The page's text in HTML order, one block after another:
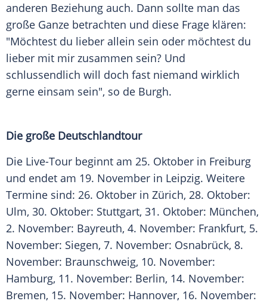
anderen Beziehung auch. Dann sollte man das
große Ganze betrachten und diese Frage klären:
"Möchtest du lieber allein sein oder möchtest du
lieber mit mir zusammen sein? Und
schlussendlich will doch fast niemand wirklich
gerne einsam sein", so de Burgh.
Die große Deutschlandtour
Die Live-Tour beginnt am 25. Oktober in Freiburg
und endet am 19. November in Leipzig. Weitere
Termine sind: 26. Oktober in Zürich, 28. Oktober:
Ulm, 30. Oktober: Stuttgart, 31. Oktober: München,
2. November: Bayreuth, 4. November: Frankfurt, 5.
November: Siegen, 7. November: Osnabrück, 8.
November: Braunschweig, 10. November:
Hamburg, 11. November: Berlin, 14. November:
Bremen, 15. November: Hannover, 16. November: